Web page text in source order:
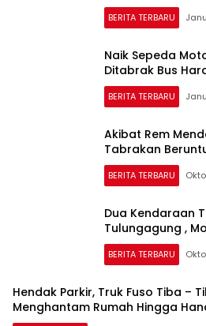
BERITA TERBARU
Naik Sepeda
Ditabrak Bus
BERITA TERBARU
Akibat Rem
Tabrakan
BERITA TERBARU
Dua Kendaraan
Tulungagung ,
BERITA TERBARU
Hendak Parkir, Truk Fuso Tiba –
Menghantam Rumah Hingga